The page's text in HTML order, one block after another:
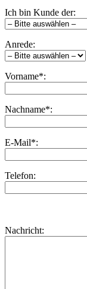
Ich bin Kunde der:
Anrede:
Vorname*:
Nachname*:
E-Mail*:
Telefon:
dieses
lasse
Nachricht: